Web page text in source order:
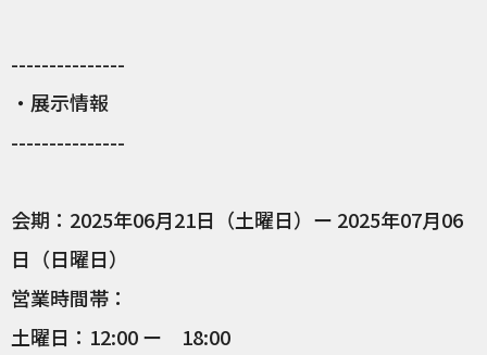
---------------
・展示情報
---------------
会期：2025年06月21日（土曜日）ー 2025年07月06
日（日曜日）
営業時間帯：
土曜日：12:00 ー 18:00